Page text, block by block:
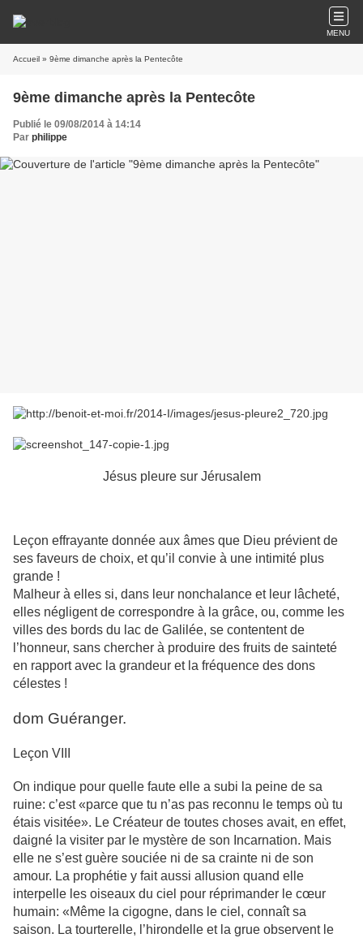
MENU
Accueil » 9ème dimanche après la Pentecôte
9ème dimanche après la Pentecôte
Publié le 09/08/2014 à 14:14
Par philippe
Jésus pleure sur Jérusalem
Leçon effrayante donnée aux âmes que Dieu prévient de
ses faveurs de choix, et qu’il convie à une intimité plus
grande !
Malheur à elles si, dans leur nonchalance et leur lâcheté,
elles négligent de correspondre à la grâce, ou, comme les
villes des bords du lac de Galilée, se contentent de
l’honneur, sans chercher à produire des fruits de sainteté
en rapport avec la grandeur et la fréquence des dons
célestes !
dom Guéranger.
Leçon VIII
On indique pour quelle faute elle a subi la peine de sa
ruine: c’est «parce que tu n’as pas reconnu le temps où tu
étais visitée». Le Créateur de toutes choses avait, en effet,
daigné la visiter par le mystère de son Incarnation. Mais
elle ne s’est guère souciée ni de sa crainte ni de son
amour. La prophétie y fait aussi allusion quand elle
interpelle les oiseaux du ciel pour réprimander le cœur
humain: «Même la cigogne, dans le ciel, connaît sa
saison. La tourterelle, l’hirondelle et la grue observent le